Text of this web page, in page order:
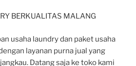
BERKUALITAS MALANG
usaha laundry dan paket usaha
layanan purna jual yang
Datang saja ke toko kami